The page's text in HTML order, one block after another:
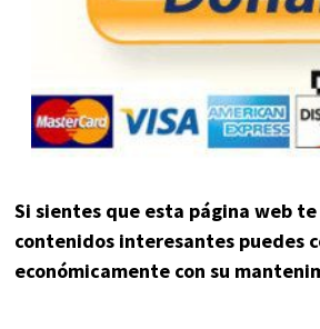
Si sientes que esta página web
contenidos interesantes puedes
económicamente con su